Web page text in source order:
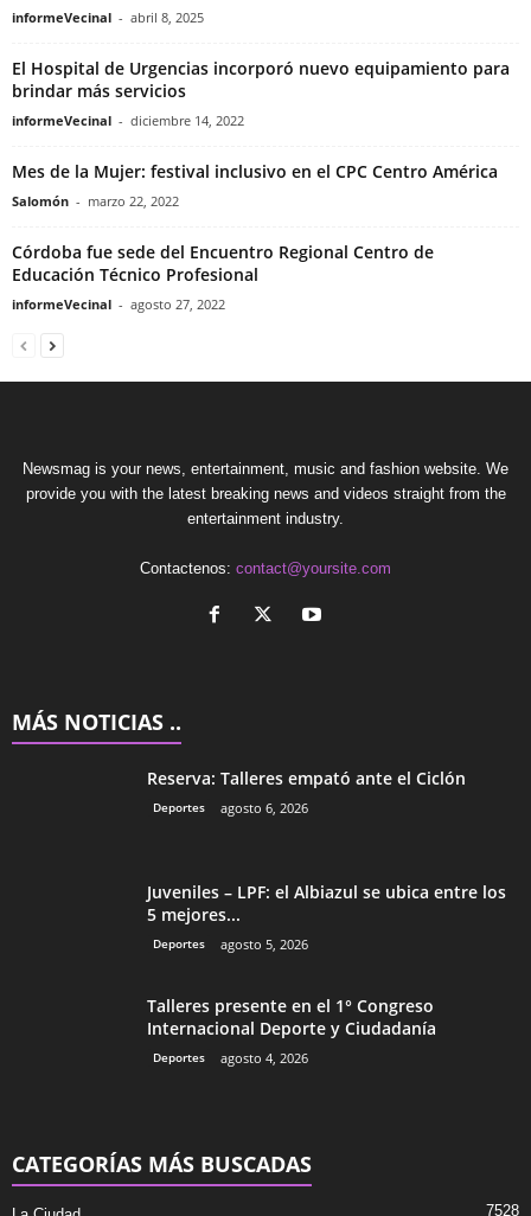
informeVecinal - abril 8, 2025
El Hospital de Urgencias incorporó nuevo equipamiento para
brindar más servicios
informeVecinal - diciembre 14, 2022
Mes de la Mujer: festival inclusivo en el CPC Centro América
Salomón - marzo 22, 2022
Córdoba fue sede del Encuentro Regional Centro de
Educación Técnico Profesional
informeVecinal - agosto 27, 2022
Newsmag is your news, entertainment, music and fashion website. We
provide you with the latest breaking news and videos straight from the
entertainment industry.
Contactenos: contact@yoursite.com
MÁS NOTICIAS ..
Reserva: Talleres empató ante el Ciclón
Deportes agosto 6, 2026
Juveniles – LPF: el Albiazul se ubica entre los
5 mejores...
Deportes agosto 5, 2026
Talleres presente en el 1° Congreso
Internacional Deporte y Ciudadanía
Deportes agosto 4, 2026
CATEGORÍAS MÁS BUSCADAS
7528